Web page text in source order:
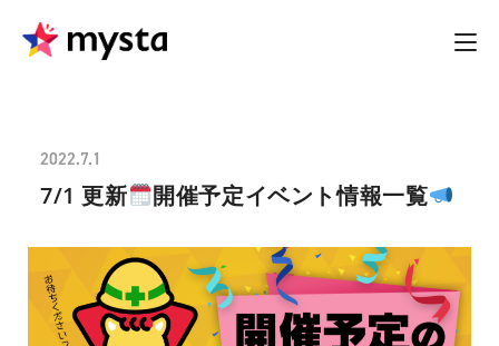
2022.7.1
7/1 更新 開催予定イベント情報一覧